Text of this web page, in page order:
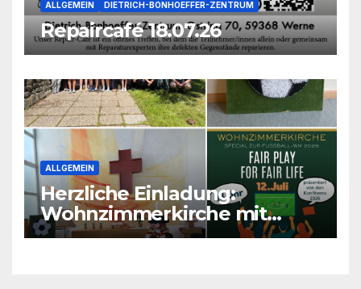
ALLGEMEIN DIETRICH-BONHOEFFER-ZENTRUM
Repaircafé 18.07.26
ALLGEMEIN
Herzliche Einladung:
Wohnzimmerkirche mit
unseren Konfis